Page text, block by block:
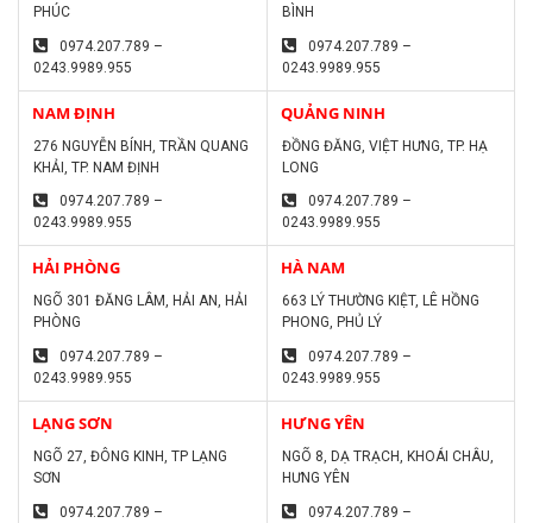
PHÚC
0974.207.789 –
0243.9989.955
BÌNH
0974.207.789 –
0243.9989.955
NAM ĐỊNH
276 NGUYỄN BÍNH, TRẦN QUANG
KHẢI, TP. NAM ĐỊNH
0974.207.789 –
0243.9989.955
QUẢNG NINH
ĐỒNG ĐĂNG, VIỆT HƯNG, TP. HẠ
LONG
0974.207.789 –
0243.9989.955
HẢI PHÒNG
NGÕ 301 ĐĂNG LÂM, HẢI AN, HẢI
PHÒNG
0974.207.789 –
0243.9989.955
HÀ NAM
663 LÝ THƯỜNG KIỆT, LÊ HỒNG
PHONG, PHỦ LÝ
0974.207.789 –
0243.9989.955
LẠNG SƠN
NGÕ 27, ĐÔNG KINH, TP LẠNG
SƠN
0974.207.789 –
HƯNG YÊN
NGÕ 8, DẠ TRẠCH, KHOÁI CHÂU,
HƯNG YÊN
0974.207.789 –